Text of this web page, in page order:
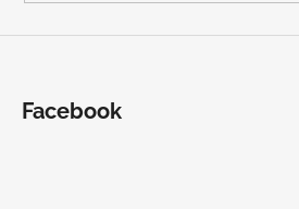
Facebook